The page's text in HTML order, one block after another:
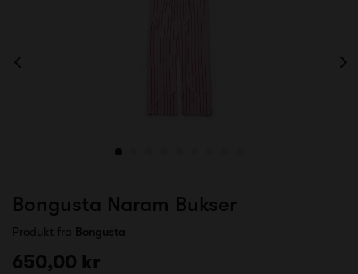
Bongusta Naram Bukser
Produkt fra Bongusta
650,00 kr